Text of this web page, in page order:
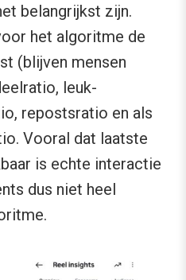
belangrijkst zijn.
het algoritme de
(blijven mensen
leuk-
repostsratio en als
Vooral dat laatste
is echte interactie
dus niet heel